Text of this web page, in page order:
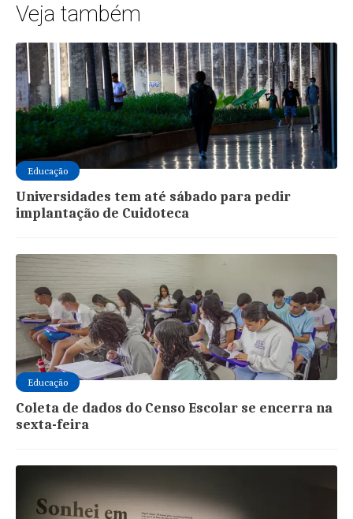
Veja também
Educação
Universidades tem até sábado para pedir
implantação de Cuidoteca
Educação
Coleta de dados do Censo Escolar se encerra na
sexta-feira